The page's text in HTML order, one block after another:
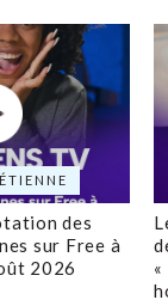
des
sur Free à
2026